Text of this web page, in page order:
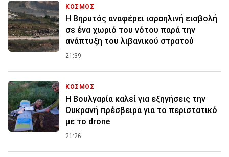
ΚΟΣΜΟΣ
Η Βηρυτός αναφέρει ισραηλινή εισβολή
σε ένα χωριό του νότου παρά την
ανάπτυξη του λιβανικού στρατού
21:39
ΚΟΣΜΟΣ
Η Βουλγαρία καλεί για εξηγήσεις την
Ουκρανή πρέσβειρα για το περιστατικό
με το drone
21:26